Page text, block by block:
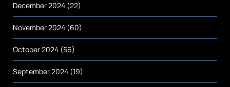
December 2024 (22)
November 2024 (60)
October 2024 (56)
September 2024 (19)